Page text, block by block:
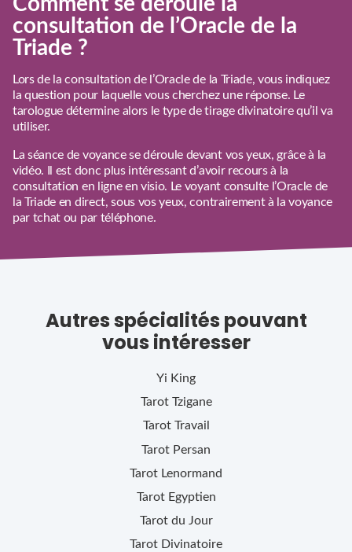
consultation de l’Oracle de la
Triade ?
Lors de la consultation de l’Oracle de la Triade, vous indiquez
la question pour laquelle vous cherchez une réponse. Le
tarologue détermine alors le type de tirage divinatoire qu’il va
utiliser.
La séance de voyance se déroule devant vos yeux, grâce à la
vidéo. Il est donc plus intéressant d’avoir recours à la
consultation en ligne en visio. Le voyant consulte l’Oracle de
la Triade en direct, sous vos yeux, contrairement à la voyance
par tchat ou par téléphone.
Autres spécialités pouvant
vous intéresser
Yi King
Tarot Tzigane
Tarot Travail
Tarot Persan
Tarot Lenormand
Tarot Egyptien
Tarot du Jour
Tarot Divinatoire